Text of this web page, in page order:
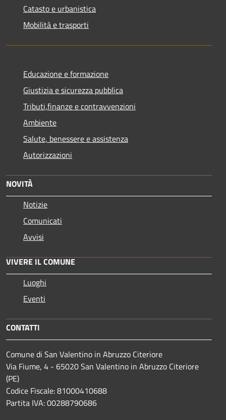
Catasto e urbanistica
Mobilità e trasporti
Educazione e formazione
Giustizia e sicurezza pubblica
Tributi,finanze e contravvenzioni
Ambiente
Salute, benessere e assistenza
Autorizzazioni
NOVITÀ
Notizie
Comunicati
Avvisi
VIVERE IL COMUNE
Luoghi
Eventi
CONTATTI
Comune di San Valentino in Abruzzo Citeriore
Via Fiume, 4 - 65020 San Valentino in Abruzzo Citeriore
(PE)
Codice Fiscale: 81000410688
Partita IVA: 00288790686